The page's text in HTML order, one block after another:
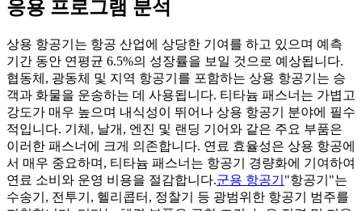
응용 프로그램 분석
상용 항공기는 항공 산업에 상당한 기여를 하고 있으며 예측
기간 동안 연평균 6.5%의 성장률을 보일 것으로 예상됩니다.
협동체, 광동체 및 지역 항공기를 포함하는 상용 항공기는 승
객과 화물을 운송하는 데 사용됩니다. 티타늄 패스너는 가볍고
강도가 매우 높으며 내식성이 뛰어나 상용 항공기 분야에 필수
적입니다. 기체, 날개, 엔진 및 랜딩 기어와 같은 주요 부품은
이러한 패스너에 크게 의존합니다. 연료 효율성은 상용 항공에
서 매우 중요하며, 티타늄 패스너는 항공기 경량화에 기여하여
연료 소비와 운영 비용을 절감합니다.군용 항공기 "항공기"는
수송기, 전투기, 헬리콥터, 정찰기 등 광범위한 항공기 범주를